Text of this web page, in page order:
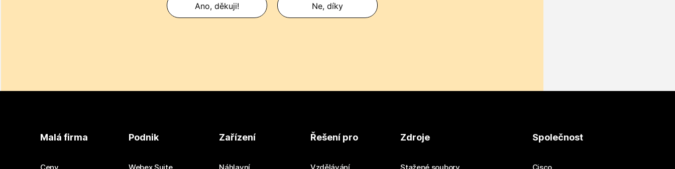
Ano, děkuji! Ne, díky
Malá firma Podnik Zařízení Řešení pro Zdroje Společnost